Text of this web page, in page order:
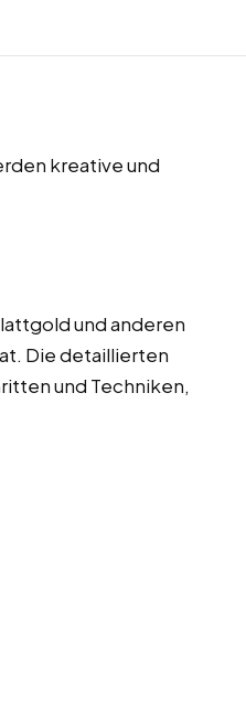
kreative und
und anderen
Die detaillierten
und Techniken,